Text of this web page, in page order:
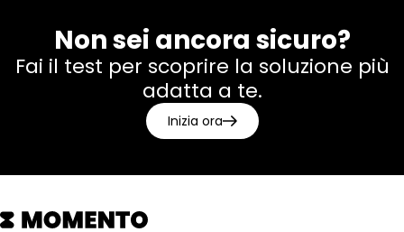
Non sei ancora sicuro?
Fai il test per scoprire la soluzione più
adatta a te.
Inizia ora